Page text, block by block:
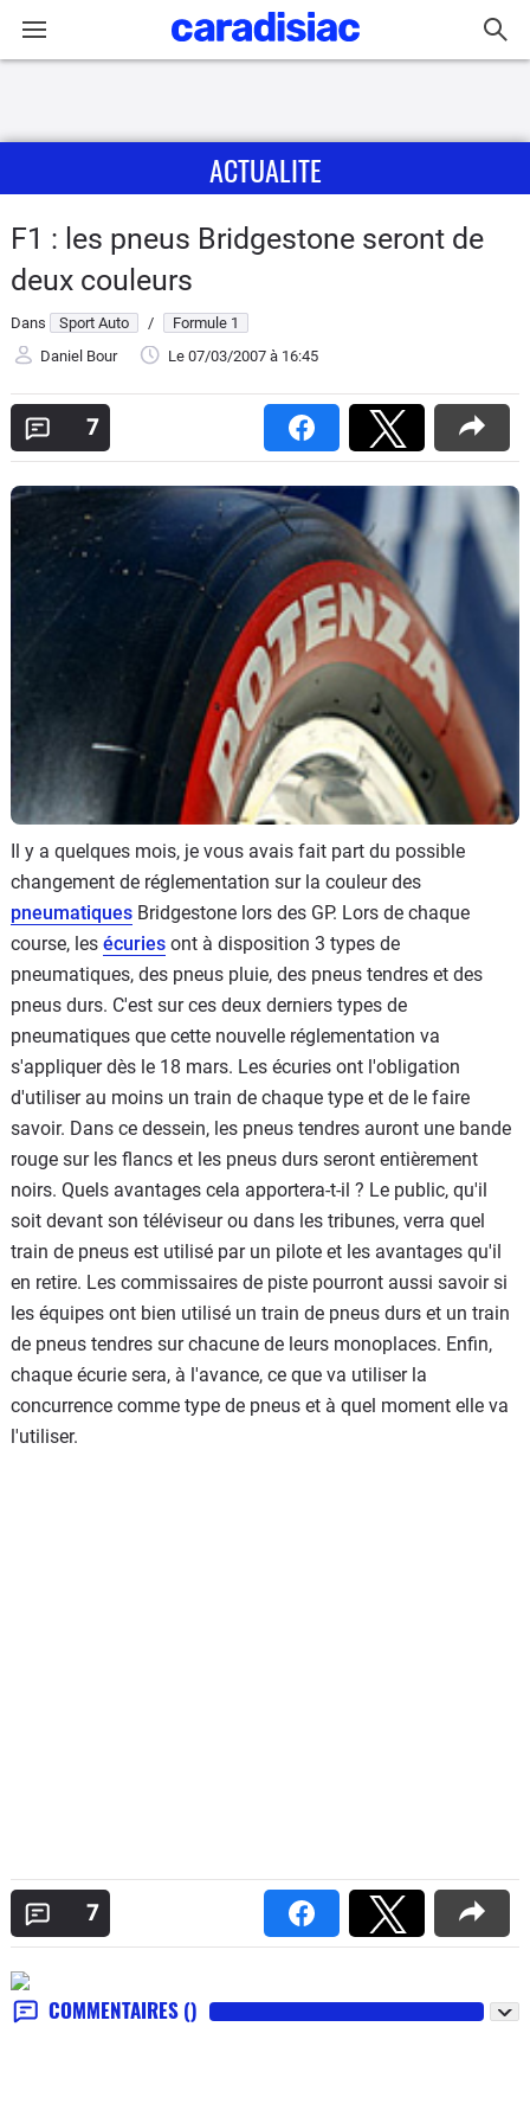
Actu
Essais
Guide
Electriques
Utilitaires
Flottes
Moto
Marques
ACTUALITE
F1 : les pneus Bridgestone seront de
deux couleurs
Dans Sport Auto /
Formule 1
Daniel Bour
Le 07/03/2007 à 16:45
7
Il y a quelques mois, je vous avais fait part du possible
changement de réglementation sur la couleur des
pneumatiques Bridgestone lors des GP. Lors de chaque
course, les écuries ont à disposition 3 types de
pneumatiques, des pneus pluie, des pneus tendres et des
pneus durs. C'est sur ces deux derniers types de
pneumatiques que cette nouvelle réglementation va
s'appliquer dès le 18 mars. Les écuries ont l'obligation
d'utiliser au moins un train de chaque type et de le faire
savoir. Dans ce dessein, les pneus tendres auront une bande
rouge sur les flancs et les pneus durs seront entièrement
noirs. Quels avantages cela apportera-t-il ? Le public, qu'il
soit devant son téléviseur ou dans les tribunes, verra quel
train de pneus est utilisé par un pilote et les avantages qu'il
en retire. Les commissaires de piste pourront aussi savoir si
les équipes ont bien utilisé un train de pneus durs et un train
de pneus tendres sur chacune de leurs monoplaces. Enfin,
chaque écurie sera, à l'avance, ce que va utiliser la
concurrence comme type de pneus et à quel moment elle va
l'utiliser.
7
COMMENTAIRES ()